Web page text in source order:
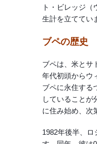
ト・ビレッジ
生計を立ててい
ブペの歴史
ブペは、米とサ
年代初頭からウ
ブペに永住する
していることが
に住み始め、次
1982年後半、